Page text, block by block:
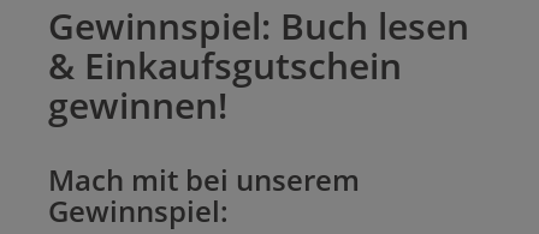
Gewinnspiel: Buch lesen
& Einkaufsgutschein
gewinnen!
Mach mit bei unserem
Gewinnspiel: